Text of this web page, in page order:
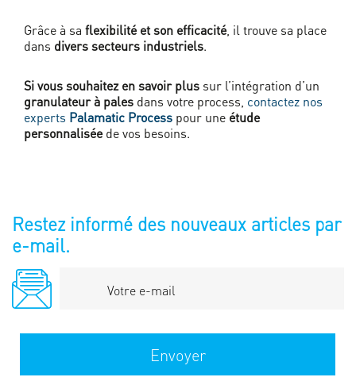
Grâce à sa flexibilité et son efficacité, il trouve sa place
dans divers secteurs industriels.
Si vous souhaitez en savoir plus sur l’intégration d’un
granulateur à pales dans votre process, contactez nos
experts Palamatic Process pour une étude
personnaliséede vos besoins.
Restez informé des nouveaux articles par
e-mail.
Envoyer